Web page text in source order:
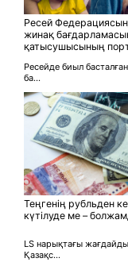
Ресей
жинақ
қатысушысының
Ресейде биыл
ба...
Теңгенің рубльден
күтілуде ме –
LS нарықтағы
Қазақс...